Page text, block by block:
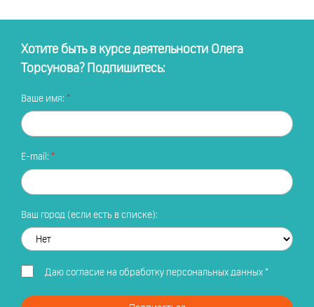
Хотите быть в курсе деятельности Олега
Торсунова? Подпишитесь:
Ваше имя:
E-mail:
Ваш город (если есть в списке):
Даю согласие на обработку персональных данных*